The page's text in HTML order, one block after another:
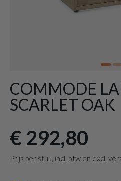
COMMODE
SCARLET OAK
€ 292,80
Prijs per stuk, incl. btw en excl.